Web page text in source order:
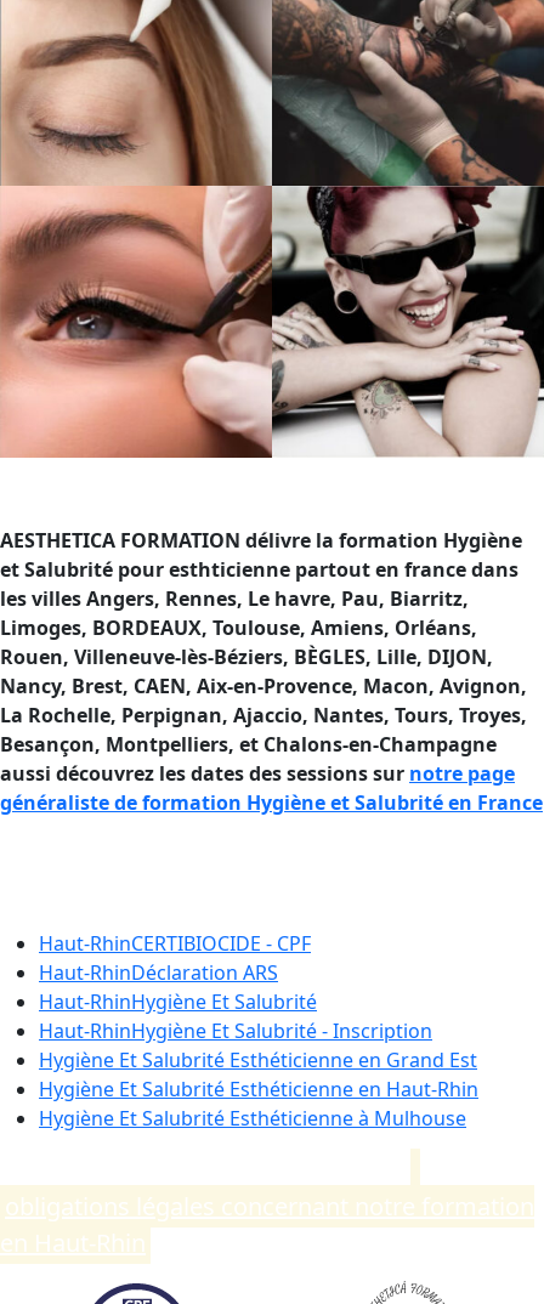
AESTHETICA FORMATION délivre la formation Hygiène
et Salubrité pour esthticienne partout en france dans
les villes Angers, Rennes, Le havre, Pau, Biarritz,
Limoges, BORDEAUX, Toulouse, Amiens, Orléans,
Rouen, Villeneuve-lès-Béziers, BÈGLES, Lille, DIJON,
Nancy, Brest, CAEN, Aix-en-Provence, Macon, Avignon,
La Rochelle, Perpignan, Ajaccio, Nantes, Tours, Troyes,
Besançon, Montpelliers, et Chalons-en-Champagne
aussi découvrez les dates des sessions sur notre page
généraliste de formation Hygiène et Salubrité en France
Haut-RhinCERTIBIOCIDE - CPF
Haut-RhinDéclaration ARS
Haut-RhinHygiène Et Salubrité
Haut-RhinHygiène Et Salubrité - Inscription
Hygiène Et Salubrité Esthéticienne en Grand Est
Hygiène Et Salubrité Esthéticienne en Haut-Rhin
Hygiène Et Salubrité Esthéticienne à Mulhouse
obligations légales concernant notre formation
en Haut-Rhin